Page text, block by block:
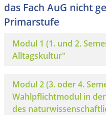
das Fach AuG nicht
Primarstufe
Modul 1 (1. und 2.
Alltagskultur"
Modul 2 (3. oder 4.
Wahlpflichtmodul in
des